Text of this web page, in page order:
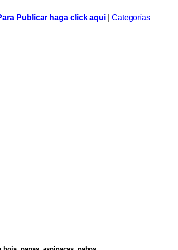
Publicar haga click aqui| Categorías